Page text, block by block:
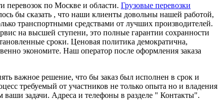
перевозок по Москве и области. Грузовые перевозки
бы сказать , что наши клиенты довольны нашей работой,
транспортными средствами от лучших производителей.
на высшей ступени, это полные гарантии сохранности
сроки. Ценовая политика демократична,
экономите. Наш оператор после оформления заказа
важное решение, что бы заказ был исполнен в срок и
требуемый от участников не только опыта но и владения
задачи. Адреса и телефоны в разделе " Контакты".